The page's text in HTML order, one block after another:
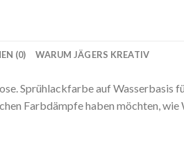
(0) WARUM JÄGERS KREATIV
Sprühlackfarbe auf Wasserbasis
Farbdämpfe haben möchten, wie